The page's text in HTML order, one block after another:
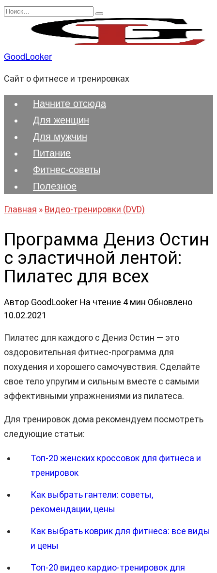
Перейти
содержанию
Search
GoodLooker
Сайт о фитнесе и тренировках
Начните отсюда
Для женщин
Для мужчин
Питание
Фитнес-советы
Полезноe
Главная » Видео-тренировки (DVD)
Программа Дениз Остин
с эластичной лентой:
Пилатес для всех
Автор GoodLooker На чтение 4 мин Обновлено
10.02.2021
Пилатес для каждого с Дениз Остин — это
оздоровительная фитнес-программа для
похудения и хорошего самочувствия. Сделайте
свое тело упругим и сильным вместе с самыми
эффективными упражнениями из пилатеса.
Для тренировок дома рекомендуем посмотреть
следующие статьи:
Топ-20 женских кроссовок для фитнеса и
тренировок
Как выбрать гантели: советы,
рекомендации, цены
Как выбрать коврик для фитнеса: все виды
и цены
Топ-20 видео кардио-тренировок для